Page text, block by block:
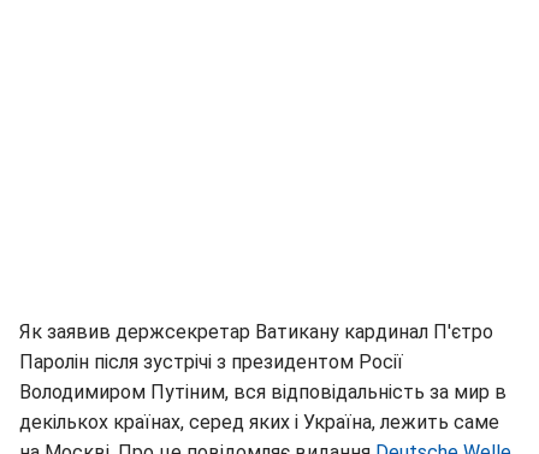
Як заявив держсекретар Ватикану кардинал П'єтро
Паролін після зустрічі з президентом Росії
Володимиром Путіним, вся відповідальність за мир в
декількох країнах, серед яких і Україна, лежить саме